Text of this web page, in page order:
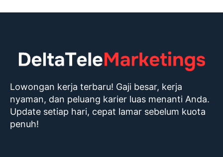
Lowongan kerja terbaru! Gaji besar, kerja
nyaman, dan peluang karier luas menanti Anda.
Update setiap hari, cepat lamar sebelum kuota
penuh!